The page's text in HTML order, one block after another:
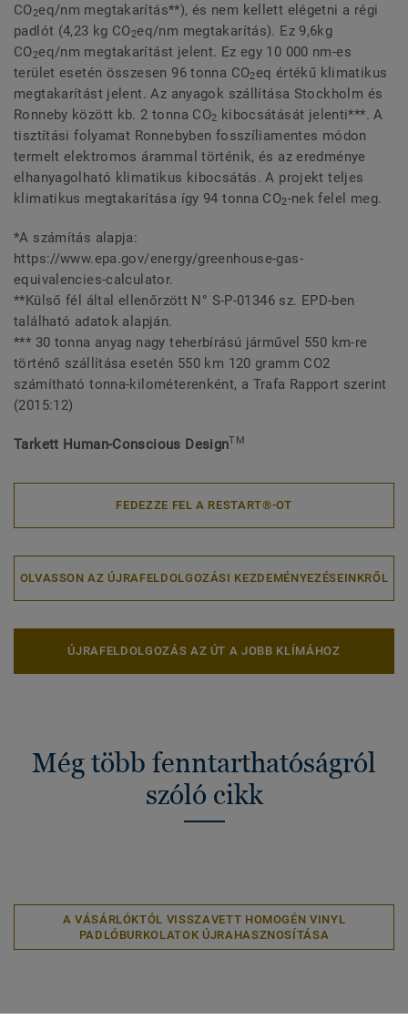
CO2eq/nm megtakarítás**), és nem kellett elégetni a régi
padlót (4,23 kg CO2eq/nm megtakarítás). Ez 9,6kg
CO2eq/nm megtakarítást jelent. Ez egy 10 000 nm-es
terület esetén összesen 96 tonna CO2eq értékű klimatikus
megtakarítást jelent. Az anyagok szállítása Stockholm és
Ronneby között kb. 2 tonna CO2 kibocsátását jelenti***. A
tisztítási folyamat Ronnebyben fosszíliamentes módon
termelt elektromos árammal történik, és az eredménye
elhanyagolható klimatikus kibocsátás. A projekt teljes
klimatikus megtakarítása így 94 tonna CO2-nek felel meg.
*A számítás alapja:
https://www.epa.gov/energy/greenhouse-gas-
equivalencies-calculator.
**Külső fél által ellenőrzött N° S-P-01346 sz. EPD-ben
található adatok alapján.
*** 30 tonna anyag nagy teherbírású járművel 550 km-re
történő szállítása esetén 550 km 120 gramm CO2
számítható tonna-kilométerenként, a Trafa Rapport szerint
(2015:12)
Tarkett Human-Conscious DesignTM
FEDEZZE FEL A RESTART®-OT
OLVASSON AZ ÚJRAFELDOLGOZÁSI KEZDEMÉNYEZÉSEINKRŐL
ÚJRAFELDOLGOZÁS AZ ÚT A JOBB KLÍMÁHOZ
Még több fenntarthatóságról
szóló cikk
A VÁSÁRLÓKTÓL VISSZAVETT HOMOGÉN VINYL
PADLÓBURKOLATOK ÚJRAHASZNOSÍTÁSA